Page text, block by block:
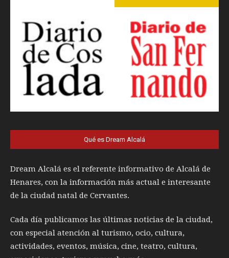
Qué es Dream Alcalá
Dream Alcalá es el referente informativo de Alcalá de
Henares, con la información más actual e interesante
de la ciudad natal de Cervantes.
Cada día publicamos las últimas noticias de la ciudad,
con especial atención al turismo, ocio, cultura,
actividades, eventos, música, cine, teatro, cultura,